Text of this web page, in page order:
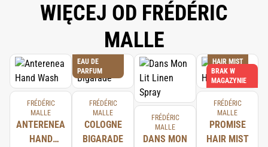
WIĘCEJ OD FRÉDÉRIC
MALLE
FRÉDÉRIC
MALLE
ANTERENEA
HAND
EAU DE
PARFUM
FRÉDÉRIC
MALLE
COLOGNE
BIGARADE
FRÉDÉRIC
MALLE
DANS MON
HAIR MIST
BRAK W
MAGAZYNIE
FRÉDÉRIC
MALLE
PROMISE
HAIR MIST